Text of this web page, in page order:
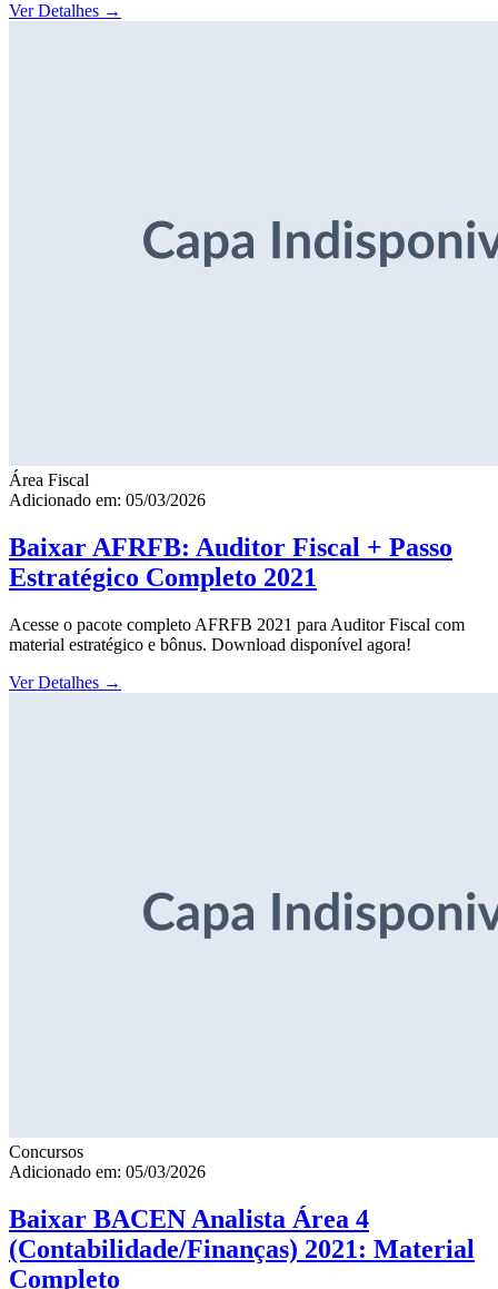
Ver Detalhes →
Área Fiscal
Adicionado em: 05/03/2026
Baixar AFRFB: Auditor Fiscal + Passo
Estratégico Completo 2021
Acesse o pacote completo AFRFB 2021 para Auditor Fiscal com
material estratégico e bônus. Download disponível agora!
Ver Detalhes →
Concursos
Adicionado em: 05/03/2026
Baixar BACEN Analista Área 4
(Contabilidade/Finanças) 2021: Material
Completo